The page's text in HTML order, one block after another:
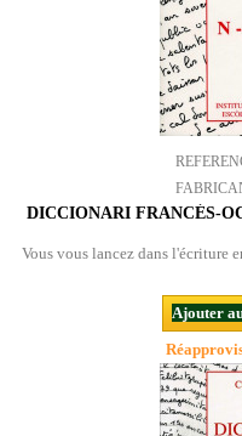
DICCIONARI FRANCÉS-
Vous vous lancez dans l'écriture
Ajouter